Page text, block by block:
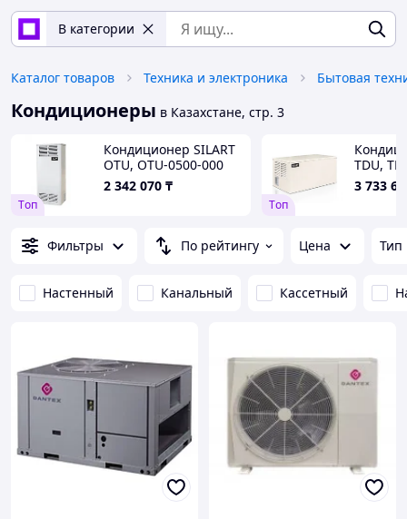
В категории
Каталог товаров Техника и электроника Бытовая
Кондиционеры в Казахстане, стр. 3
Tоп
Кондиционер SILART
OTU, OTU-0500-000
2 342 070 ₸
Tоп
TDU,
3 733
Фильтры По рейтингу Цена Тип
Настенный Канальный Кассетный